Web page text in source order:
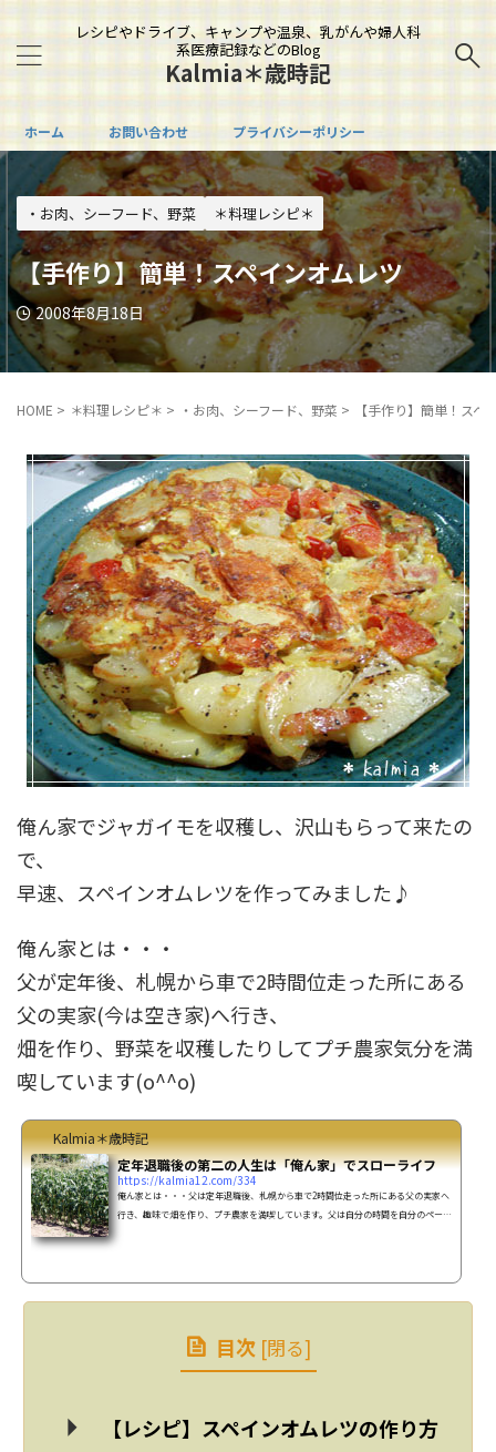
レシピやドライブ、キャンプや温泉、乳がんや婦人科
系医療記録などのBlog
Kalmia＊歳時記
ホーム お問い合わせ プライバシーポリシー
・お肉、シーフード、野菜 ＊料理レシピ＊
【手作り】簡単！スペインオムレツ
2008年8月18日
HOME > ＊料理レシピ＊ > ・お肉、シーフード、野菜 > 【手作り】簡単！スペ
俺ん家でジャガイモを収穫し、沢山もらって来たの
で、
早速、スペインオムレツを作ってみました♪
俺ん家とは・・・
父が定年後、札幌から車で2時間位走った所にある
父の実家(今は空き家)へ行き、
畑を作り、野菜を収穫したりしてプチ農家気分を満
喫しています(o^^o)
Kalmia＊歳時記
定年退職後の第二の人生は「俺ん家」でスローライフ
https://kalmia12.com/334
俺ん家とは・・・父は定年退職後、札幌から車で2時間位走った所にある父の実家へ
行き、趣味で畑を作り、プチ農家を満喫しています。父は自分の時間を自分のペース
目次 [閉る]
【レシピ】スペインオムレツの作り方